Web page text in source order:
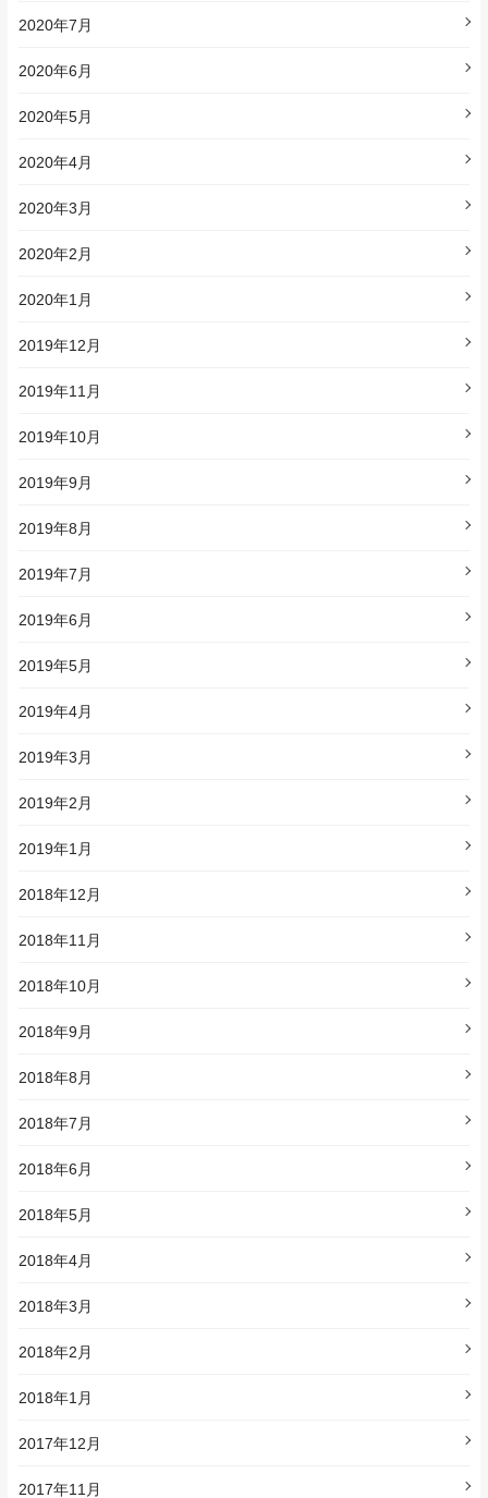
2020年7月
2020年6月
2020年5月
2020年4月
2020年3月
2020年2月
2020年1月
2019年12月
2019年11月
2019年10月
2019年9月
2019年8月
2019年7月
2019年6月
2019年5月
2019年4月
2019年3月
2019年2月
2019年1月
2018年12月
2018年11月
2018年10月
2018年9月
2018年8月
2018年7月
2018年6月
2018年5月
2018年4月
2018年3月
2018年2月
2018年1月
2017年12月
2017年11月